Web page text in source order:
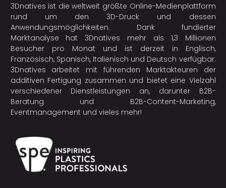
3Dnatives ist die weltweit größte Online-Medienplattform
rund um den 3D-Druck und dessen
Anwendungsmöglichkeiten. Dank fundierter
Marktanalyse hat 3Dnatives mehr als 1,3 Millionen
Besucher pro Monat und ist derzeit in Englisch,
Französisch, Spanisch, Italienisch und Deutsch verfügbar.
3Dnatives arbeitet mit führenden Marktakteuren der
additiven Fertigung zusammen und bietet eine Vielzahl
verschiedener Dienstleistungen an, darunter B2B-
Beratung und B2B-Content-Marketing,
Eventmanagement und vieles mehr!